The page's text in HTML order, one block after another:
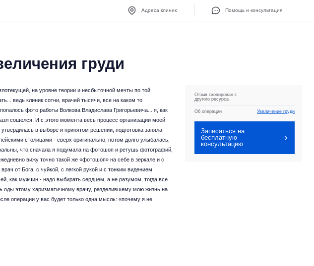
Адреса клиник Помощь и консультация
груди
на уровне теории и несбыточной мечты по той
ведь клиник сотни, врачей тысячи, все на каком то
фото работы Волкова Владислава Григорьевича... я, как
сошелся. И с этого момента весь процесс организации моей
в выборе и принятом решении, подготовка заняла
столицами - сверх оригинально, потом долго улыбалась,
что сначала я подумала на фотошоп и ретушь фотографий,
вижу точно такой же «фотошоп» на себе в зеркале и с
от Бога, с чуйкой, с легкой рукой и с тонким видением
как мужчин - надо выбирать сердцем, а не разумом, тогда все
оды этому харизматичному врачу, разделившему мою жизнь на
операции у вас будет только одна мысль: «почему я не
Отзыв скопирован с
другого ресурса
Об операции Увеличение груди
Записаться на
бесплатную
консультацию